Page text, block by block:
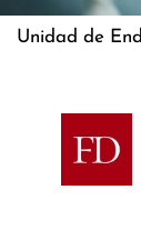
Unidad de